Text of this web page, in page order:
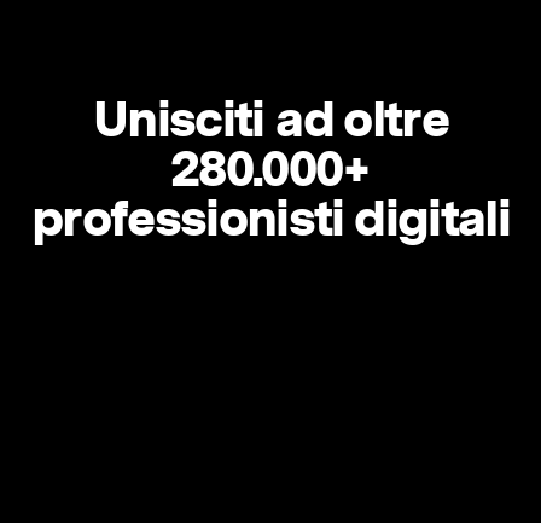
Unisciti ad oltre
280.000+
professionisti digitali